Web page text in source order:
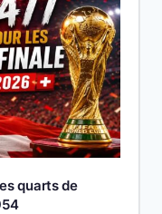
quarts de